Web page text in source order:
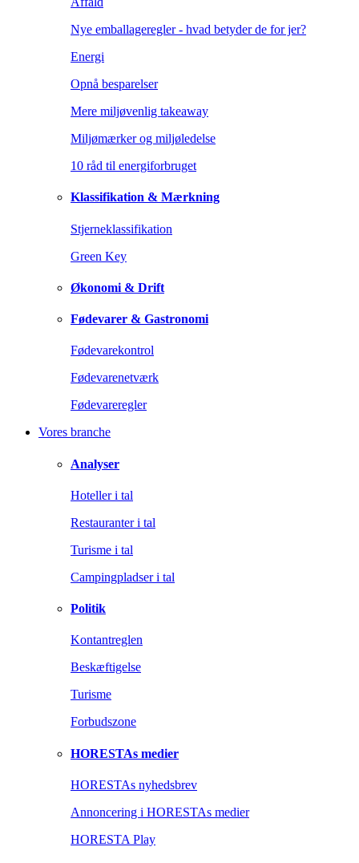
Nye emballageregler - hvad betyder de for jer?
Energi
Opnå besparelser
Mere miljøvenlig takeaway
Miljømærker og miljøledelse
10 råd til energiforbruget
Klassifikation & Mærkning
Stjerneklassifikation
Green Key
Økonomi & Drift
Fødevarer & Gastronomi
Fødevarekontrol
Fødevarenetværk
Fødevareregler
Vores branche
Analyser
Hoteller i tal
Restauranter i tal
Turisme i tal
Campingpladser i tal
Politik
Kontantreglen
Beskæftigelse
Turisme
Forbudszone
HORESTAs medier
HORESTAs nyhedsbrev
Annoncering i HORESTAs medier
HORESTA Play